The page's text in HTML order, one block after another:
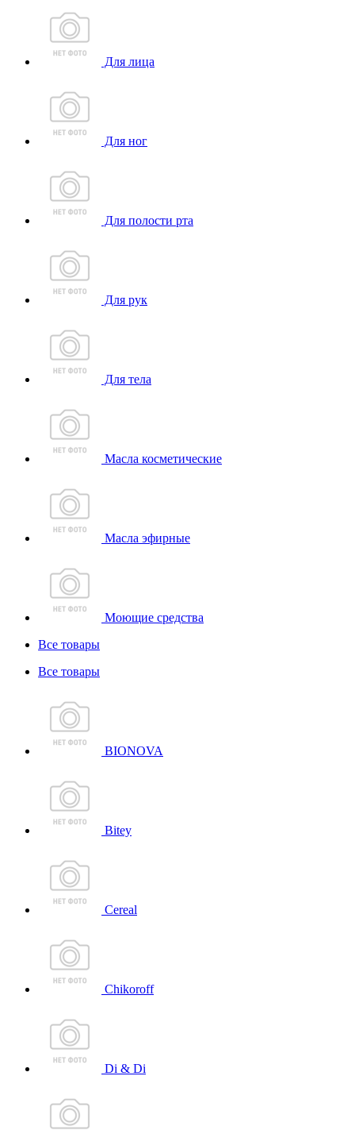
Для лица
Для ног
Для полости рта
Для рук
Для тела
Масла косметические
Масла эфирные
Моющие средства
Все товары
Все товары
BIONOVA
Bitey
Cereal
Chikoroff
Di & Di